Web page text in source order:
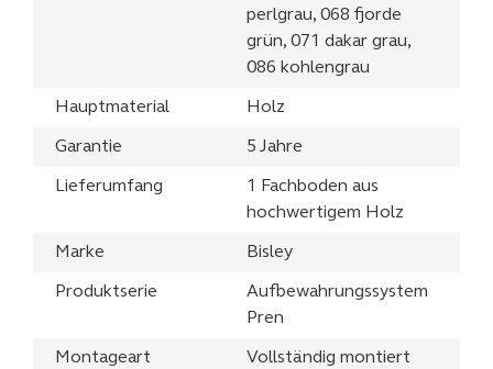
perlgrau, 068 fjorde
grün, 071 dakar grau,
086 kohlengrau
Hauptmaterial Holz
Garantie 5 Jahre
Lieferumfang
1 Fachboden aus
hochwertigem Holz
Marke Bisley
Produktserie
Aufbewahrungssystem
Pren
Montageart Vollständig montiert